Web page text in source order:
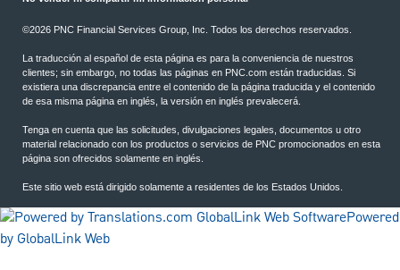
©2026 PNC Financial Services Group, Inc. Todos los derechos reservados.
La traducción al español de esta página es para la conveniencia de nuestros
clientes; sin embargo, no todas las páginas en PNC.com están traducidas. Si
existiera una discrepancia entre el contenido de la página traducida y el contenido
de esa misma página en inglés, la versión en inglés prevalecerá.
Tenga en cuenta que las solicitudes, divulgaciones legales, documentos u otro
material relacionado con los productos o servicios de PNC promocionados en esta
página son ofrecidos solamente en inglés.
Este sitio web está dirigido solamente a residentes de los Estados Unidos.
Powered
by GlobalLink Web